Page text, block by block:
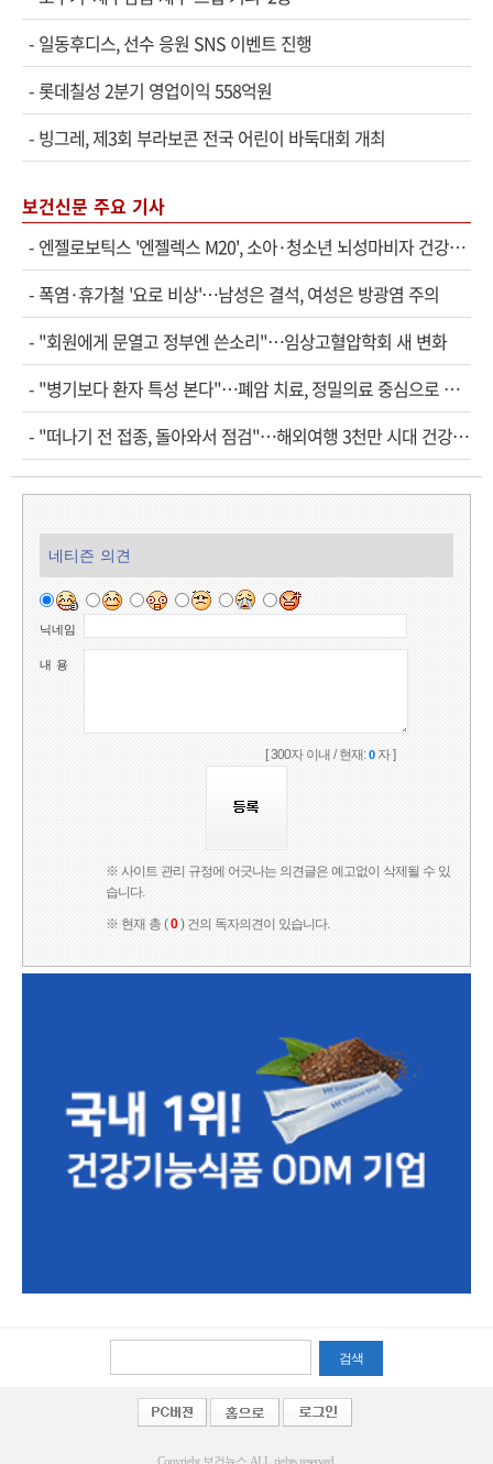
- 일동후디스, 선수 응원 SNS 이벤트 진행
-롯데칠성 2분기 영업이익 558억원
- 빙그레, 제3회 부라보콘 전국 어린이 바둑대회 개최
보건신문 주요 기사
- 엔젤로보틱스 '엔젤렉스 M20', 소아·청소년 뇌성마비자 건강보험 확대 적용
- 폭염·휴가철 '요로 비상'…남성은 결석, 여성은 방광염 주의
- "회원에게 문열고 정부엔 쓴소리"…임상고혈압학회 새 변화
- "병기보다 환자 특성 본다"…폐암 치료, 정밀의료 중심으로 진화
- "떠나기 전 접종, 돌아와서 점검"…해외여행 3천만 시대 건강관리법
네티즌 의견
닉네임
내 용
[ 300자 이내 / 현재:0자 ]
※ 사이트 관리 규정에 어긋나는 의견글은 예고없이 삭제될 수 있
습니다.
※ 현재 총 (0) 건의 독자의견이 있습니다.
검색
Copyright 보건뉴스 ALL rights reserved.